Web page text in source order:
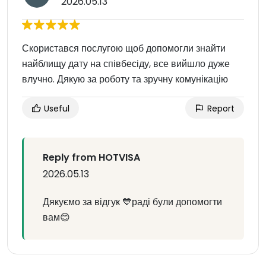
Скористався послугою щоб допомогли знайти
найблищу дату на співбесіду, все вийшло дуже
влучно. Дякую за роботу та зручну комунікацію
Useful Report
Reply from HOTVISA
2026.05.13
Дякуємо за відгук 💙раді були допомогти
вам😊